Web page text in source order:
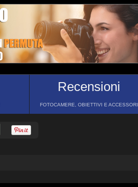
Recensioni
FOTOCAMERE, OBIETTIVI E ACCESSORI